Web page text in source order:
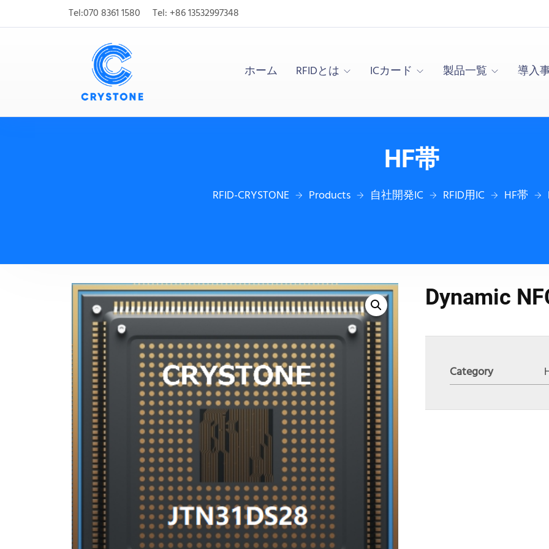
Tel:070 8361 1580 Tel: +86 13532997348
ホーム RFIDとは ICカード 製品一覧 導入
HF帯
RFID-CRYSTONE Products 自社開発IC RFID用IC HF帯
Dynamic
Category